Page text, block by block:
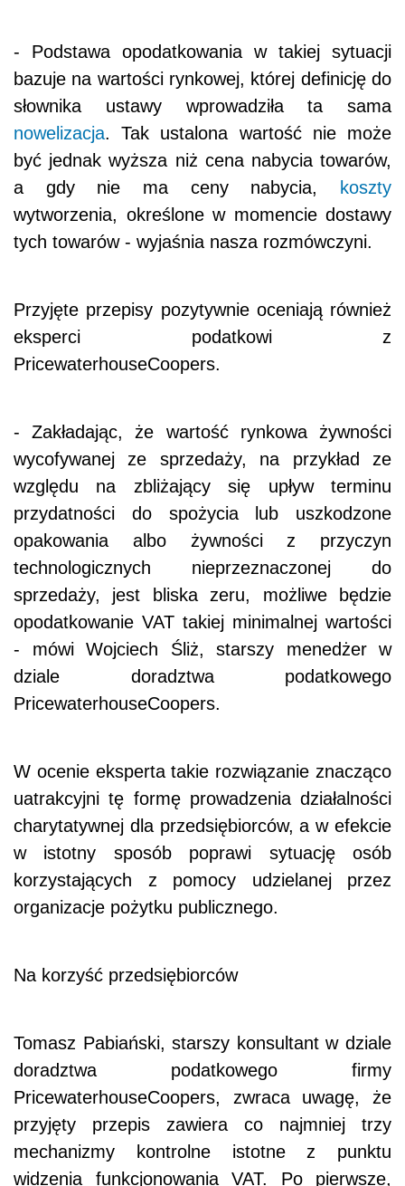
- Podstawa opodatkowania w takiej sytuacji
bazuje na wartości rynkowej, której definicję do
słownika ustawy wprowadziła ta sama
nowelizacja. Tak ustalona wartość nie może
być jednak wyższa niż cena nabycia towarów,
a gdy nie ma ceny nabycia,
koszty
wytworzenia, określone w momencie dostawy
tych towarów - wyjaśnia nasza rozmówczyni.
Przyjęte przepisy pozytywnie oceniają również
eksperci podatkowi z
PricewaterhouseCoopers.
- Zakładając, że wartość rynkowa żywności
wycofywanej ze sprzedaży, na przykład ze
względu na zbliżający się upływ terminu
przydatności do spożycia lub uszkodzone
opakowania albo żywności z przyczyn
technologicznych nieprzeznaczonej do
sprzedaży, jest bliska zeru, możliwe będzie
opodatkowanie VAT takiej minimalnej wartości
- mówi Wojciech Śliż, starszy menedżer w
dziale doradztwa podatkowego
PricewaterhouseCoopers.
W ocenie eksperta takie rozwiązanie znacząco
uatrakcyjni tę formę prowadzenia działalności
charytatywnej dla przedsiębiorców, a w efekcie
w istotny sposób poprawi sytuację osób
korzystających z pomocy udzielanej przez
organizacje pożytku publicznego.
Na korzyść przedsiębiorców
Tomasz Pabiański, starszy konsultant w dziale
doradztwa podatkowego firmy
PricewaterhouseCoopers, zwraca uwagę, że
przyjęty przepis zawiera co najmniej trzy
mechanizmy kontrolne istotne z punktu
widzenia funkcjonowania VAT. Po pierwsze,